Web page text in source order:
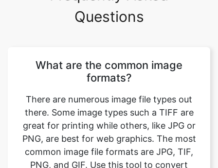
What are the common image
there. Some image types such a TIFF are
great for printing while others, like JPG or
PNG, are best for web graphics. The most
common image file formats are JPG, TIF,
PNG, and GIF. Use this tool to convert
webp to bmp format. Just select your
format you want to convert to, upload
your image file. Your image will be